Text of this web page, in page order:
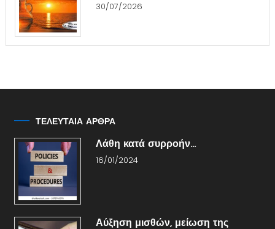
30/07/2026
ΤΕΛΕΥΤΑΙΑ ΑΡΘΡΑ
Λάθη κατά συρροήν…
16/01/2024
Αύξηση μισθών, μείωση της